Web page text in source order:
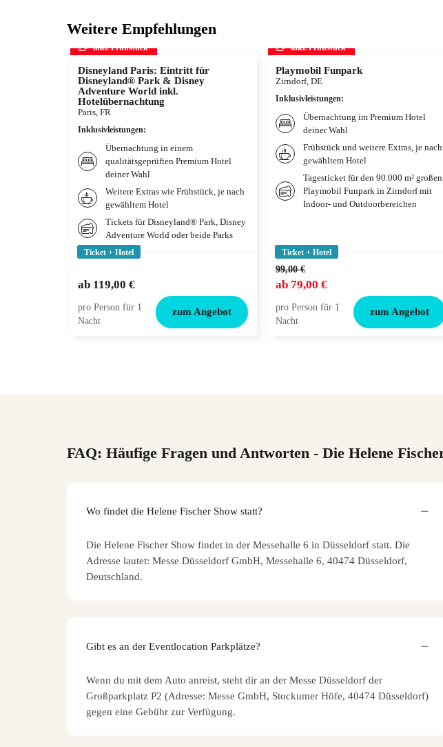
Weitere Empfehlungen
inkl. Frühstück
Disneyland Paris: Eintritt für
Disneyland® Park & Disney
Adventure World inkl.
Hotelübernachtung
Paris, FR
Inklusivleistungen:
Übernachtung in einem
qualitätsgeprüften Premium Hotel
deiner Wahl
Weitere Extras wie Frühstück, je nach
gewähltem Hotel
Tickets für Disneyland® Park, Disney
Adventure World oder beide Parks
Ticket + Hotel
ab 119,00 €
pro Person für 1
Nacht
zum Angebot
inkl. Frühstück
Playmobil Funpark
Zirndorf, DE
Inklusivleistungen:
Übernachtung im Premium Hotel
deiner Wahl
Frühstück und weitere Extras, je nach
gewähltem Hotel
Tagesticket für den 90.000 m² großen
Playmobil Funpark in Zirndorf mit
Indoor- und Outdoorbereichen
Ticket + Hotel
99,00 €
ab 79,00 €
pro Person für 1
Nacht
zum Angebot
FAQ: Häufige Fragen und Antworten - Die Helene
Wo findet die Helene Fischer Show statt?
Die Helene Fischer Show findet in der Messehalle 6 in Düsseldorf statt. Die
Adresse lautet: Messe Düsseldorf GmbH, Messehalle 6, 40474 Düsseldorf,
Deutschland.
Gibt es an der Eventlocation Parkplätze?
Wenn du mit dem Auto anreist, steht dir an der Messe Düsseldorf der
Großparkplatz P2 (Adresse: Messe GmbH, Stockumer Höfe, 40474 Düsseldorf)
gegen eine Gebühr zur Verfügung.